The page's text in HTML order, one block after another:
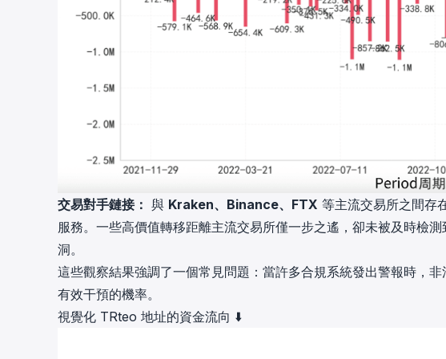
交易對手鏈接： 與 Kraken、Binance、FTX 等主流交易所之間存
服務。一些高價值轉移距離主流交易所僅一步之遙，卻未被及時
洞。
這些觀察結果強調了一個常見問題：當許多合規系統發出警報時，
有效干預的機率。
視覺化 TRteo 地址的資金流向 ⬇️